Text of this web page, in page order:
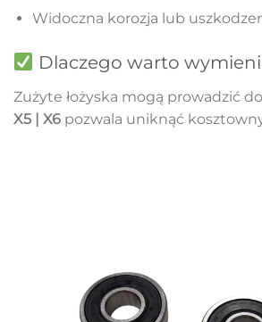
Widoczna korozja lub
Dlaczego warto
Zużyte łożyska mogą prowadzić
X5 | X6 pozwala uniknąć